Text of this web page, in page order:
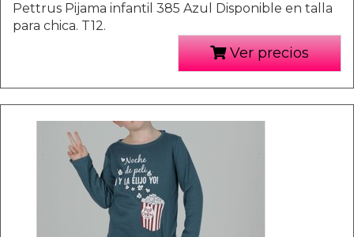
Pettrus Pijama infantil 385 Azul Disponible en talla
para chica. T12.
Ver precios